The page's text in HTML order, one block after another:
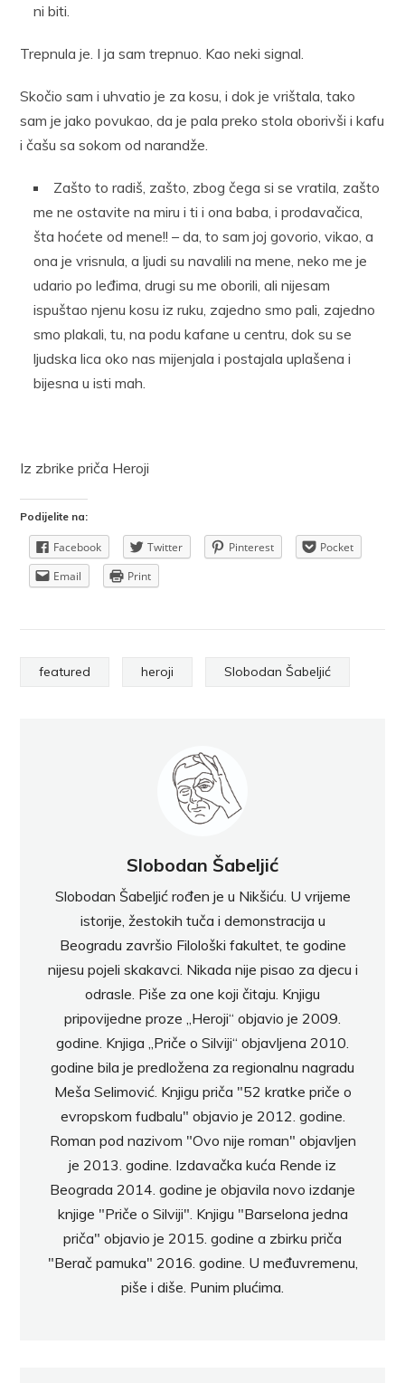
ni biti.
Trepnula je. I ja sam trepnuo. Kao neki signal.
Skočio sam i uhvatio je za kosu, i dok je vrištala, tako
sam je jako povukao, da je pala preko stola oborivši i kafu
i čašu sa sokom od narandže.
Zašto to radiš, zašto, zbog čega si se vratila, zašto
me ne ostavite na miru i ti i ona baba, i prodavačica,
šta hoćete od mene!! – da, to sam joj govorio, vikao, a
ona je vrisnula, a ljudi su navalili na mene, neko me je
udario po leđima, drugi su me oborili, ali nijesam
ispuštao njenu kosu iz ruku, zajedno smo pali, zajedno
smo plakali, tu, na podu kafane u centru, dok su se
ljudska lica oko nas mijenjala i postajala uplašena i
bijesna u isti mah.
Iz zbrike priča Heroji
Podijelite na:
Facebook Twitter Pinterest
Pocket
Email
Print
featured heroji Slobodan Šabeljić
Slobodan Šabeljić
Slobodan Šabeljić rođen je u Nikšiću. U vrijeme
istorije, žestokih tuča i demonstracija u
Beogradu završio Filološki fakultet, te godine
nijesu pojeli skakavci. Nikada nije pisao za djecu i
odrasle. Piše za one koji čitaju. Knjigu
pripovijedne proze „Heroji“ objavio je 2009.
godine. Knjiga „Priče o Silviji“ objavljena 2010.
godine bila je predložena za regionalnu nagradu
Meša Selimović. Knjigu priča "52 kratke priče o
evropskom fudbalu" objavio je 2012. godine.
Roman pod nazivom "Ovo nije roman" objavljen
je 2013. godine. Izdavačka kuća Rende iz
Beograda 2014. godine je objavila novo izdanje
knjige "Priče o Silviji". Knjigu "Barselona jedna
priča" objavio je 2015. godine a zbirku priča
"Berač pamuka" 2016. godine. U međuvremenu,
piše i diše. Punim plućima.